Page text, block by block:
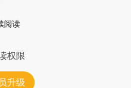
阅读
权限
升级